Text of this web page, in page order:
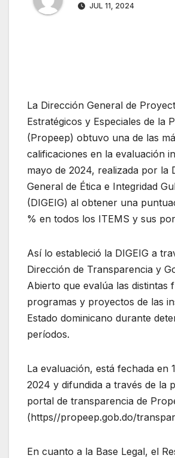
JUL 11, 2024
La Dirección General de
Estratégicos y Especiales de la
(Propeep) obtuvo una de las
calificaciones en la evaluación
mayo de 2024, realizada por la
General de Ética e Integridad
(DIGEIG) al obtener una
% en todos los ITEMS y sus
Así lo estableció la DIGEIG a
Dirección de Transparencia y
Abierto que evalúa las distintas
programas y proyectos de las
Estado dominicano durante
períodos.
La evaluación, está fechada en
2024 y difundida a través de la
portal de transparencia de
(https//propeep.gob.do/
En cuanto a la Base Legal, el